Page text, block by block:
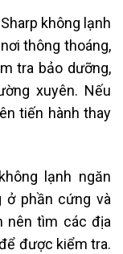
không lạnh
thông thoáng,
tra bảo dưỡng,
xuyên. Nếu
tiến hành thay
lạnh ngăn
ở phần cứng và
nên tìm các địa
được kiểm tra.